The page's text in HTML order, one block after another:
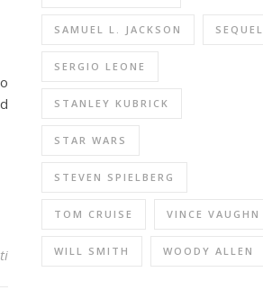
SAMUEL L. JACKSON SEQUEL
SERGIO LEONE
STANLEY KUBRICK
STAR WARS
STEVEN SPIELBERG
TOM CRUISE VINCE VAUGHN
WILL SMITH WOODY ALLEN